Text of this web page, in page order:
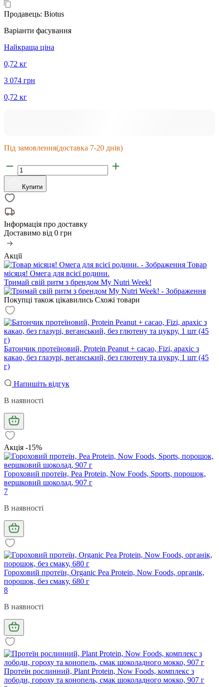
Продавець: Biotus
Варіанти фасування
Найкраща ціна
0,72 кг
3 074 грн
0,72 кг
Під замовлення(доставка 7-20 днів)
Купити
Інформація про доставку
Доставимо від 0 грн
Акції
Товар
місяця! Омега для всієї родини.
Тримай свій ритм з брендом My Nutri Week!
Покупці також цікавились Схожі товари
Батончик протеїновий, Protein Peanut + cacao, Fizi, арахіс з
какао, без глазурі, веганський, без глютену та цукру, 1 шт (45
г)
Напишіть відгук
В наявності
Акція -15%
Гороховий протеїн, Pea Protein, Now Foods, Sports, порошок,
вершковий шоколад, 907 г
7
В наявності
Гороховий протеїн, Organic Pea Protein, Now Foods, органік,
порошок, без смаку, 680 г
8
В наявності
Протеїн рослинний, Plant Protein, Now Foods, комплекс з
лободи, гороху та конопель, смак шоколадного мокко, 907 г